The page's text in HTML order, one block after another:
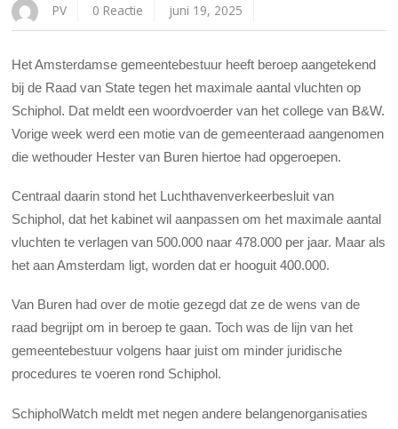
PV 0 Reactie juni 19, 2025
Het Amsterdamse gemeentebestuur heeft beroep aangetekend
bij de Raad van State tegen het maximale aantal vluchten op
Schiphol. Dat meldt een woordvoerder van het college van B&W.
Vorige week werd een motie van de gemeenteraad aangenomen
die wethouder Hester van Buren hiertoe had opgeroepen.
Centraal daarin stond het Luchthavenverkeerbesluit van
Schiphol, dat het kabinet wil aanpassen om het maximale aantal
vluchten te verlagen van 500.000 naar 478.000 per jaar. Maar als
het aan Amsterdam ligt, worden dat er hooguit 400.000.
Van Buren had over de motie gezegd dat ze de wens van de
raad begrijpt om in beroep te gaan. Toch was de lijn van het
gemeentebestuur volgens haar juist om minder juridische
procedures te voeren rond Schiphol.
SchipholWatch meldt met negen andere belangenorganisaties